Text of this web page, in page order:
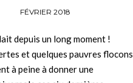
FÉVRIER 2018
depuis un long moment !
et quelques pauvres flocons
à peine à donner une